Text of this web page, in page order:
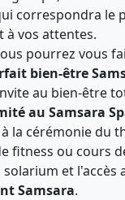
correspondra le
à vos attentes.
pourrez vous
bien-être
au bien-être
au Samsara
la cérémonie du
fitness ou cours
solarium et l'accès
Samsara.